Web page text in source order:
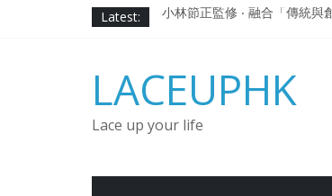
Latest:
小林節正監修 ‧ 融合「傳統與
由 Black Excellence 重新定
日本東京都創作分部提案
LACEUPHK
Lace up your life